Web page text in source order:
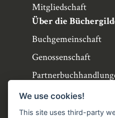
Mitgliedschaft
Über die
Buchgemeinschaft
Genossenschaft
Büchergilde online
Stellenangebote
We use cookies!
This site uses third-party